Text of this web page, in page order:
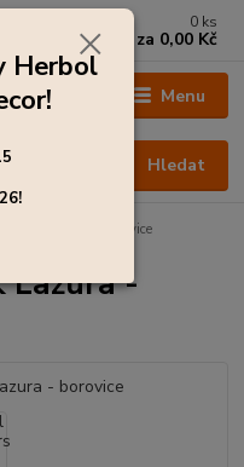
Menu
Hledat
0 ks
za 0,00 Kč
HK Lazura - borovice
Lazura -
Herbol